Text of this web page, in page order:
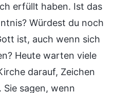
erfüllt haben. Ist das
Würdest du noch
ist, auch wenn sich
Heute warten viele
darauf, Zeichen
sagen, wenn